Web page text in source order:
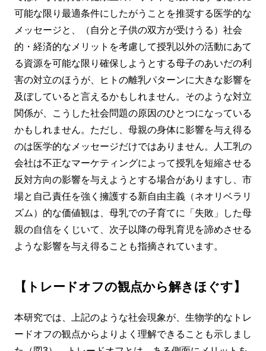
可能な限り最適条件にしたがうことを推奨する医学的な
メッセージと、（自分と子供の双方が受けうる）社会
的・経済的なメリットを考慮して授乳以外の活動にあて
る資源を可能な限り確保しようとする母子のあいだの利
害の対立のほうが、ヒトの離乳パターンに大きな影響を
及ぼしていると言えるかもしれません。そのような対立
関係が、こうした社会問題の原因のひとつになっている
かもしれません。ただし、母親の身体に影響を与え得る
のは医学的なメッセージだけではありません。人工乳の
会社は不正なマーケティングによって授乳を短縮させる
反対方向の影響を与えようとする場合がありますし、市
場と自己責任を強く擁護する新自由主義（ネオリベラリ
ズム）的な価値観は、母乳での子育てに「失敗」した母
親の自信をくじいて、次子以降の母乳育児を諦めさせる
ような影響を与え得ることも指摘されています。
【トレードオフの観点から解きほぐす】
本研究では、上記のような社会現象が、生物学的なトレ
ードオフの観点からよりよく理解できることも示しまし